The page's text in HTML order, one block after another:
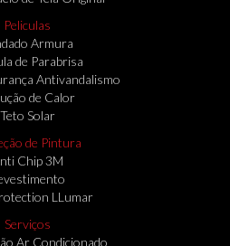
Peliculas
Armura
de Parabrisa
Antivandalismo
de Calor
Teto Solar
de Pintura
Chip 3M
LLumar
Serviços
Ar Condicionado